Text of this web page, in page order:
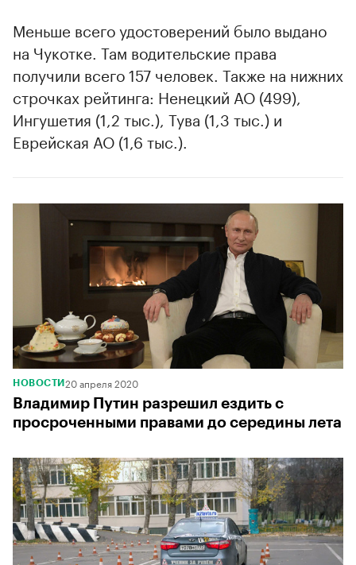
Меньше всего удостоверений было выдано
на Чукотке. Там водительские права
получили всего 157 человек. Также на нижних
строчках рейтинга: Ненецкий АО (499),
Ингушетия (1,2 тыс.), Тува (1,3 тыс.) и
Еврейская АО (1,6 тыс.).
НОВОСТИ 20 апреля 2020
Владимир Путин разрешил ездить с
просроченными правами до середины лета